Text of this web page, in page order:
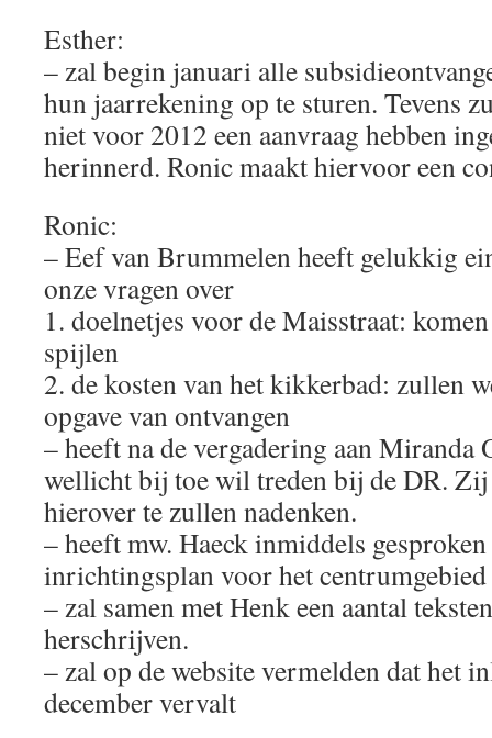
Esther:
– zal begin januari alle
hun jaarrekening op te sturen. Tevens
niet voor 2012 een aanvraag hebben
herinnerd. Ronic maakt hiervoor een
Ronic:
– Eef van Brummelen heeft gelukkig
onze vragen over
1. doelnetjes voor de Maisstraat:
spijlen
2. de kosten van het kikkerbad: zullen
opgave van ontvangen
– heeft na de vergadering aan Miranda
wellicht bij toe wil treden bij de DR. Zij
hierover te zullen nadenken.
– heeft mw. Haeck inmiddels
inrichtingsplan voor het centrumgebied
– zal samen met Henk een aantal
herschrijven.
– zal op de website vermelden dat het
december vervalt